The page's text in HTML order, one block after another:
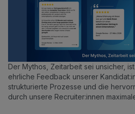
Der Mythos, Zeitarbeit sei unsicher,
ehrliche Feedback unserer
strukturierte Prozesse und die
durch unsere Recruiter:innen